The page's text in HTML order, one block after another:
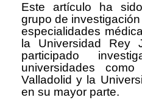
Este artículo ha
grupo de
especialidades
la Universidad Rey
participado
universidades
Valladolid y la
en su mayor parte.